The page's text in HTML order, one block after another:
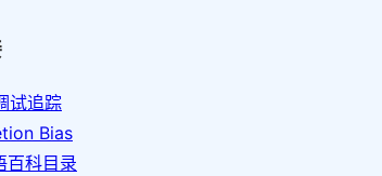
试追踪
Bias
百科目录